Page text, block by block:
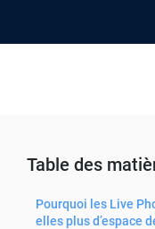
Table des
Pourquoi les Live
elles plus d’espace